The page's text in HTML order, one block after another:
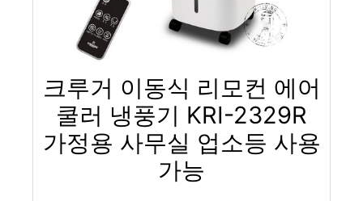
크루거 이동식 리모컨 에어
쿨러 냉풍기 KRI-2329R
가정용 사무실 업소등 사용
가능